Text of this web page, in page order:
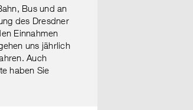
Bus und an
des Dresdner
Einnahmen
uns jährlich
Auch
haben Sie